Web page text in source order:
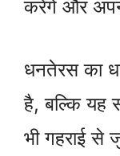
करेंगे और
धनतेरस का
है, बल्कि यह
भी गहराई से